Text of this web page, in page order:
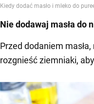
Nie dodawaj masła do
Przed dodaniem
rozgnieść ziemniaki,